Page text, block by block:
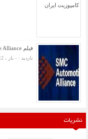
نشریات
فیلم SMC Automotive Alliance
بازدید : - بار ، 12 می 2011